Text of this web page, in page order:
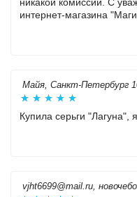
никакой комиссии. С
интернет-магазина
Майя, Санкт-Петербург
Купила серьги "Лагуна",
vjht6699@mail.ru,